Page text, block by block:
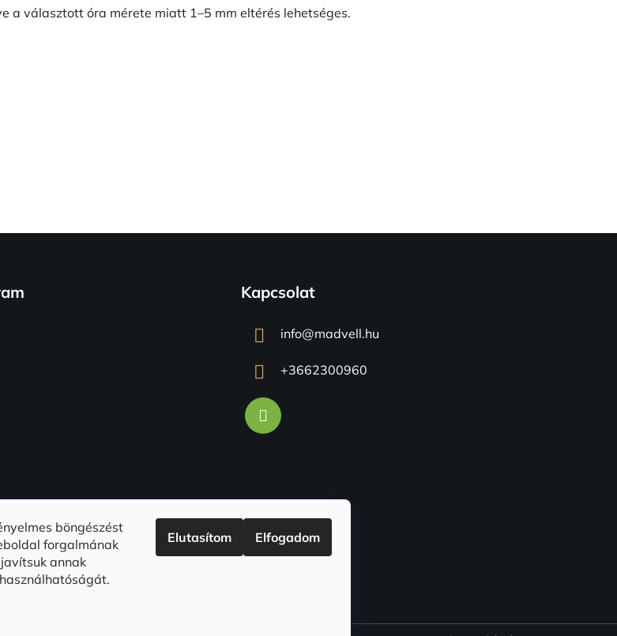
böngészést
forgalmának
annak
Elutasítom Elfogadom
a választott óra mérete miatt 1–5 mm eltérés lehetséges.
minket az Instagramon
Kapcsolat
info@madvell.hu
+3662300960